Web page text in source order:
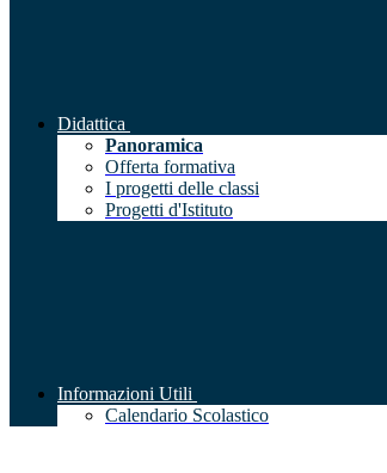
Didattica
Panoramica
Offerta formativa
I progetti delle classi
Progetti d'Istituto
Informazioni Utili
Calendario Scolastico